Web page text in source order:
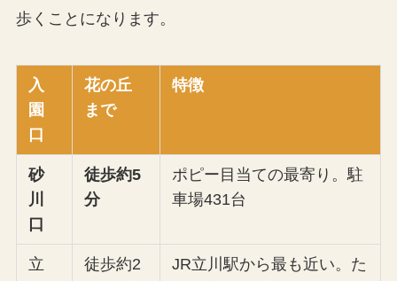
歩くことになります。
入
園
口
花の丘
まで
特徴
砂
川
口
徒歩約5
分
ポピー目当ての最寄り。駐
車場431台
立
徒歩約2
JR立川駅から最も近い。た